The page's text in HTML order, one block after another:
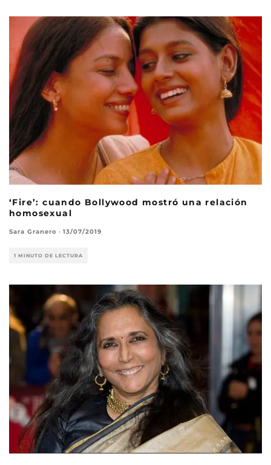
‘Fire’: cuando Bollywood mostró una relación
homosexual
Sara Granero · 13/07/2019
1 MINUTO DE LECTURA